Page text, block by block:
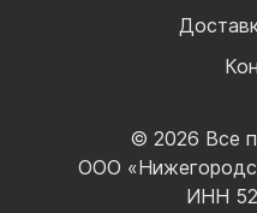
© 2026 Все
ООО
ИНН